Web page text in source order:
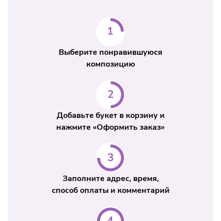
Выберите понравившуюся
композицию
Добавьте букет в корзину и
нажмите «Оформить заказ»
Заполните адрес, время,
способ оплаты и комментарий